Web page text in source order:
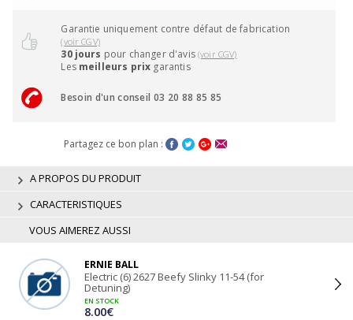
Garantie uniquement contre défaut de fabrication
(voir CGV)
30 jours pour changer d'avis(voir CGV)
Les meilleurs prix garantis
Besoin d'un conseil 03 20 88 85 85
Partagez ce bon plan :
A PROPOS DU PRODUIT
CARACTERISTIQUES
VOUS AIMEREZ AUSSI
ERNIE BALL
Electric (6) 2627 Beefy Slinky 11-54 (for
Detuning)
EN STOCK
8.00€